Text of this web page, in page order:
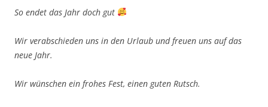
So endet das Jahr doch gut
Wir verabschieden uns in den Urlaub und freuen uns auf das
neue Jahr.
Wir wünschen ein frohes Fest, einen guten Rutsch.